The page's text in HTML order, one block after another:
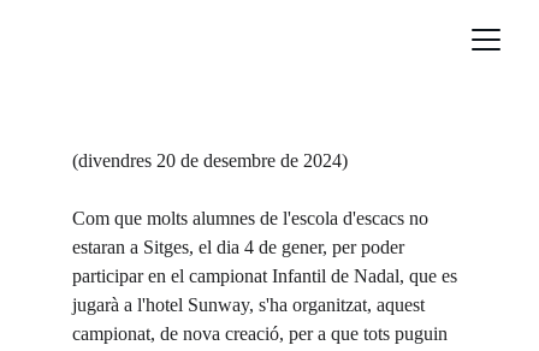
(divendres 20 de desembre de 2024)
Com que molts alumnes de l'escola d'escacs no
estaran a Sitges, el dia 4 de gener, per poder
participar en el campionat Infantil de Nadal, que es
jugarà a l'hotel Sunway, s'ha organitzat, aquest
campionat, de nova creació, per a que tots puguin